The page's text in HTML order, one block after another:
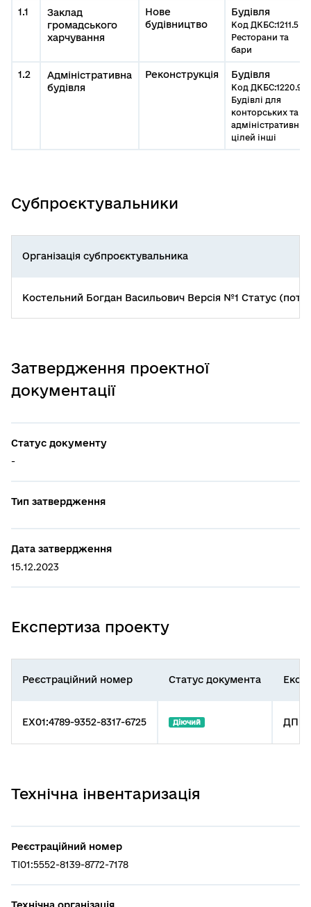
1.1
Заклад
громадського
харчування
Нове
будівництво
Будівля
Код ДКБС:1211.5
Ресторани та
бари
1.2
Адміністративна
будівля
Реконструкція Будівля
Код ДКБС:1220.9
Будівлі для
конторських та
адміністративних
цілей інші
Субпроєктувальники
Організація субпроєктувальника
Костельний Богдан Васильович Версія №1 Статус
Затвердження проектної
документації
Статус документу
-
Тип затвердження
Дата затвердження
15.12.2023
Експертиза проекту
Реєстраційний номер Статус документа
EX01:4789-9352-8317-6725 Діючий ДП
Технічна інвентаризація
Реєстраційний номер
TI01:5552-8139-8772-7178